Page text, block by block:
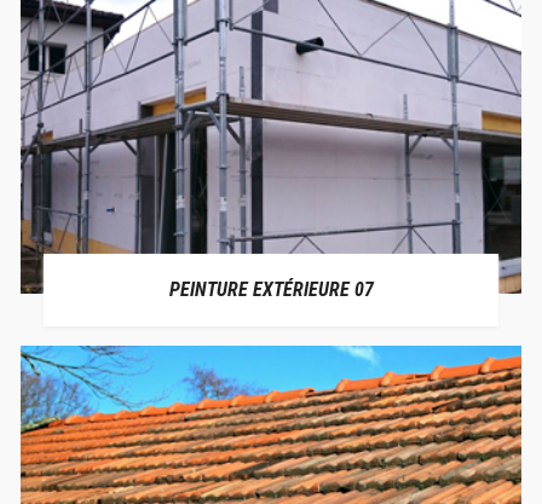
PEINTURE EXTÉRIEURE 07